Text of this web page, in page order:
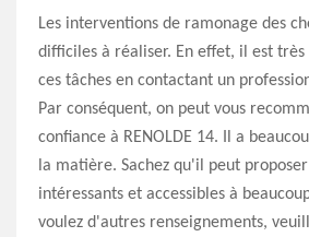
Les interventions de ramonage des
difficiles à réaliser. En effet, il est
ces tâches en contactant un
Par conséquent, on peut vous
confiance à RENOLDE 14. Il a
la matière. Sachez qu'il peut
intéressants et accessibles à
voulez d'autres renseignements,